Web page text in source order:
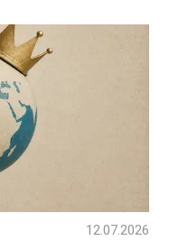
12.07.2026